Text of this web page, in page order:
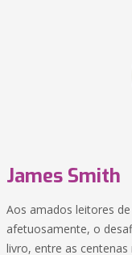
James Smith
Aos amados leitores
afetuosamente, o
livro, entre as